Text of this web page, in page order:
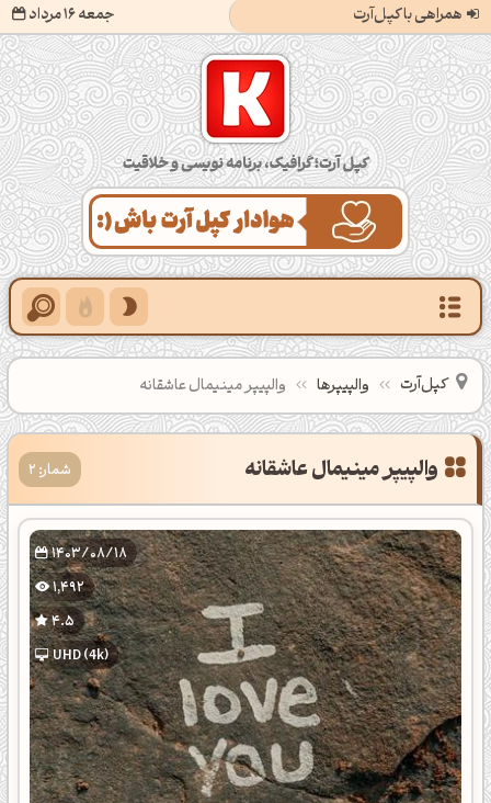
همراهی با کپل‌آرت جمعه 16 مرداد
کپل‌آرت؛ گرافیک، برنامه‌نویسی و خلاقیت
کپل‌آرت والپیپرها والپیپر مینیمال عاشقانه
شمار: 2
1403/08/18
1,492
4.5
UHD (4k)